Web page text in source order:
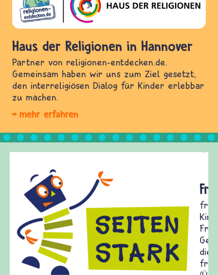
Haus der Religionen in Hannover
Partner von religionen-entdecken.de.
Gemeinsam haben wir uns zum Ziel gesetzt,
den interreligiösen Dialog für Kinder erlebbar
zu machen.
mehr erfahren